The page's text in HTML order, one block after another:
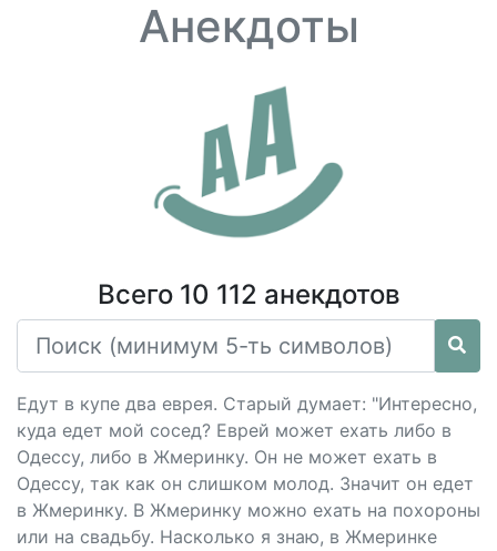
Анекдоты
Всего 10 112 анекдотов
Едут в купе два еврея. Старый думает: "Интересно,
куда едет мой сосед? Еврей может ехать либо в
Одессу, либо в Жмеринку. Он не может ехать в
Одессу, так как он слишком молод. Значит он едет
в Жмеринку. В Жмеринку можно ехать на похороны
или на свадьбу. Насколько я знаю, в Жмеринке